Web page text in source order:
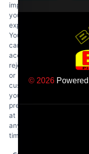
© 2026
improve
your
experience.
You
can
accept,
reject
or
customize
your
preferences
at
any
time.